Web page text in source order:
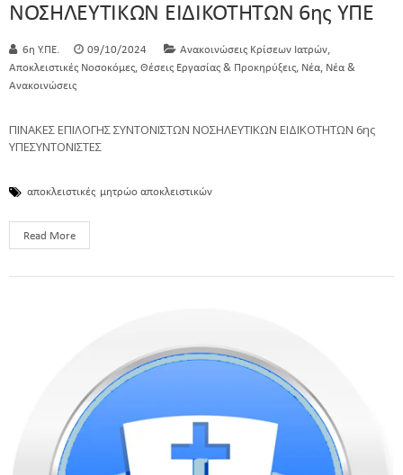
ΝΟΣΗΛΕΥΤΙΚΩΝ ΕΙΔΙΚΟΤΗΤΩΝ 6ης ΥΠΕ
6η Υ.ΠΕ. 09/10/2024 Ανακοινώσεις Κρίσεων Ιατρών
Αποκλειστικές Νοσοκόμες Θέσεις Εργασίας & Προκηρύξεις Νέα Νέα &
Ανακοινώσεις
ΠΙΝΑΚΕΣ ΕΠΙΛΟΓΗΣ ΣΥΝΤΟΝΙΣΤΩΝ ΝΟΣΗΛΕΥΤΙΚΩΝ ΕΙΔΙΚΟΤΗΤΩΝ 6ης
ΥΠΕΣΥΝΤΟΝΙΣΤΕΣ
αποκλειστικές μητρώο αποκλειστικών
Read More